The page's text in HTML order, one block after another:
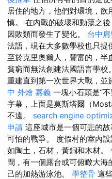
居住的地方，他們對環境，
慎。 在內戰的破壞和動蕩之
因敗類而發生了變化。 台中
法語，現在大多數學校也只提
至於克里奧爾人，豐富的，
貧窮而無法創建法國語言學校
重建直到第一次世界大戰，並
中 外燴 嘉義 一塊小石頭是“
字幕，上面是莫斯塔爾（
不遠。 search engine
申請 這座城市是一個可悲的
可怕的戰爭。 度假村的室內
如陶土，石材，黃銅和木材。
間，有一個露台或可俯瞰大
己的加熱游泳池。 學整骨 這